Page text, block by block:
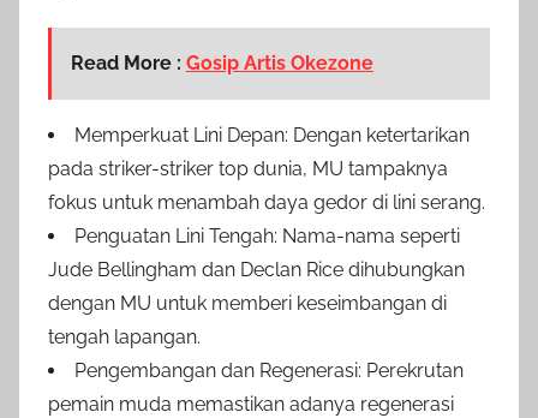
Read More : Gosip Artis Okezone
Memperkuat Lini Depan: Dengan ketertarikan
pada striker-striker top dunia, MU tampaknya
fokus untuk menambah daya gedor di lini serang.
Penguatan Lini Tengah: Nama-nama seperti
Jude Bellingham dan Declan Rice dihubungkan
dengan MU untuk memberi keseimbangan di
tengah lapangan.
Pengembangan dan Regenerasi: Perekrutan
pemain muda memastikan adanya regenerasi